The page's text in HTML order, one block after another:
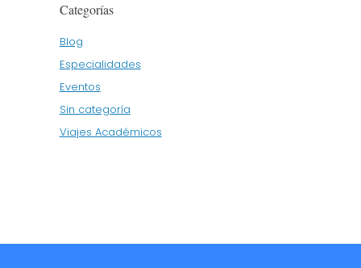
Categorías
Blog
Especialidades
Eventos
Sin categoría
Viajes Académicos